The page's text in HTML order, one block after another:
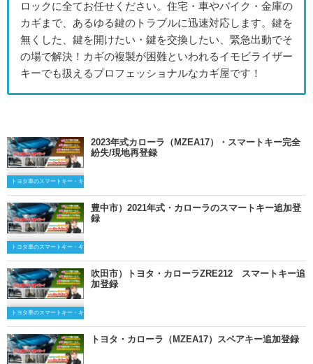
ロックに全てお任せください。住宅・車やバイク・金庫の
カギまで、あるゆる鍵のトラブルに迅速対応します。鍵を
無くした、鍵を開けたい・鍵を交換したい、緊急出動でそ
の場で解決！カギの複製が困難といわれるイモビライザー
キーでも扱えるプロフェッショナルなカギ屋です！
トヨタ車のスマートキー・キーレスキー
2023年式カローラ（MZEA17）・スマートキー完全
紛失/現地再登録
トヨタ車のスマートキー・キーレスキー
豊中市）2021年式・カローラのスマートキー追加登
録
トヨタ車のスマートキー・キーレスキー
吹田市）トヨタ・カローラZRE212 スマートキー追
加登録
トヨタ・カローラ（MZEA17）スペアキー追加登録